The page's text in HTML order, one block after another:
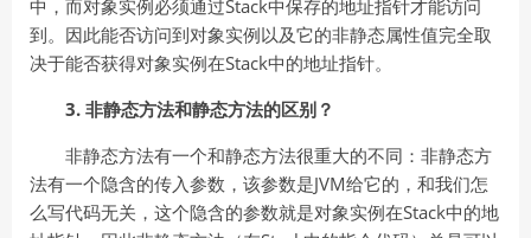
中，而对象实例必须通过Stack中保存的地址指针才能访问
到。因此能否访问到对象实例以及它的非静态属性值完全取
决于能否获得对象实例在Stack中的地址指针。
3. 非静态方法和静态方法的区别？
非静态方法有一个和静态方法很重大的不同：非静态方
法有一个隐含的传入参数，该参数是JVM给它的，和我们怎
么写代码无关，这个隐含的参数就是对象实例在Stack中的地